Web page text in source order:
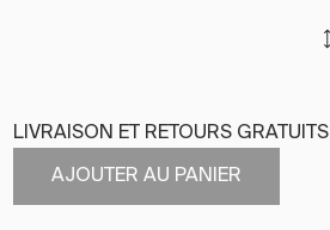
LIVRAISON ET RETOURS GRATUITS
AJOUTER AU PANIER